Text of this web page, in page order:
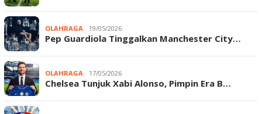
OLAHRAGA 19/05/2026
Pep Guardiola Tinggalkan Manchester City…
OLAHRAGA 17/05/2026
Chelsea Tunjuk Xabi Alonso, Pimpin Era B…